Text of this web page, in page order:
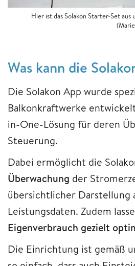
Hier ist das Solakon Starter-Set aus
Was kann die
Die Solakon App wurde
Balkonkraftwerke
in-One-Lösung für deren
Steuerung.
Dabei ermöglicht die
Überwachung der
übersichtlicher Darstellung
Leistungsdaten. Zudem
Eigenverbrauch gezielt
Die Einrichtung ist gemäß